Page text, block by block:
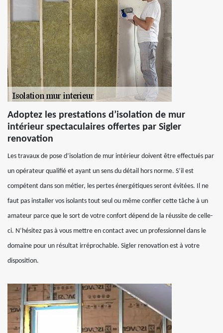
Adoptez les prestations d’isolation de mur
intérieur spectaculaires offertes par Sigler
renovation
Les travaux de pose d’isolation de mur intérieur doivent être effectués par
un opérateur qualifié et ayant un sens du détail hors norme. S’il est
compétent dans son métier, les pertes énergétiques seront évitées. Il ne
faut pas installer vos isolants tout seul ou même confier cette tâche à un
amateur parce que le sort de votre confort dépend de la réussite de celle-
ci. N’hésitez pas à vous mettre en contact avec un professionnel dans le
domaine pour un résultat irréprochable. Sigler renovation est à votre
disposition.